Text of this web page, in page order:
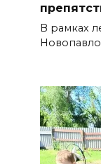
В рамках